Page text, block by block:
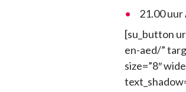
21.00
[su_button
en-aed/”
size=”8″